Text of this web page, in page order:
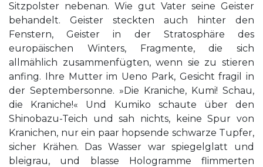
Sitzpolster nebenan. Wie gut Vater seine Geister
behandelt. Geister steckten auch hinter den
Fenstern, Geister in der Stratosphäre des
europäischen Winters, Fragmente, die sich
allmählich zusammenfügten, wenn sie zu stieren
anfing. Ihre Mutter im Ueno Park, Gesicht fragil in
der Septembersonne. »Die Kraniche, Kumi! Schau,
die Kraniche!« Und Kumiko schaute über den
Shinobazu-Teich und sah nichts, keine Spur von
Kranichen, nur ein paar hopsende schwarze Tupfer,
sicher Krähen. Das Wasser war spiegelglatt und
bleigrau, und blasse Hologramme flimmerten